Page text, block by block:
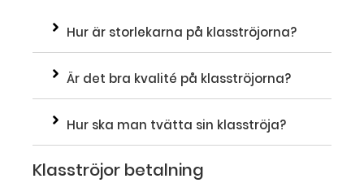
Hur är storlekarna på klasströjorna?
Är det bra kvalité på klasströjorna?
Hur ska man tvätta sin klasströja?
Klasströjor betalning